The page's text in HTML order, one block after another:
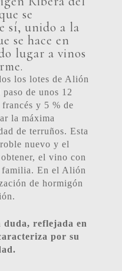
se
sí, unido a la
se hace en
lugar a vinos
los lotes de Alión
de unos 12
y 5 % de
la máxima
de terruños. Esta
nuevo y el
el vino con
familia. En el Alión
de hormigón
duda, reflejada en
por su